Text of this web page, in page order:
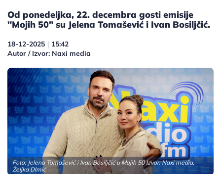
Od ponedeljka, 22. decembra gosti emisije
"Mojih 50" su Jelena Tomašević i Ivan Bosiljčić.
18-12-2025 | 15:42
Autor / Izvor: Naxi media
Foto: Jelena Tomašević i Ivan Bosiljčić u Mojih 50 Izvor: Naxi media,
Željka DImić